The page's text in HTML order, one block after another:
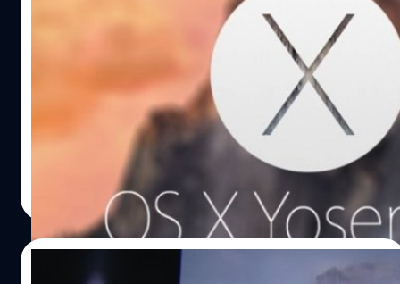
ใกล้ความจริงเข้าไปทุกที เมื่อ Apple ปล่อย OS
X Yosemite ตัว Golden Master Candidate
ซึ่งน่าจะเป็นรุ่นทดสอบสุดท้ายก่อนออกตัวเต็ม
ใกล้ความเป็นจริงสุดๆแล้ว เมื่อ Apple ออก OS X Yosemite
ตัวทดสอบสุดท้ายก่อนจะออกตัวเต็มให้ใช้งานกันจริงๆ ใกล้
ความเป็นจริงที่สุดแล้ว เมื่อ Apple ปล่อย OS X Yosemite ตัว
Golden Master Candidate (GM Candidate) หรือ ระบบ
ปฏิบัติการรุ่นก่อนตัวเต็ม โดยปล่อยหลังจากที่ปล่อยตัว
Development 8 เป็นเวลา 2 สัปดาห์ให้หลัง
DHANES KAEWMANEE